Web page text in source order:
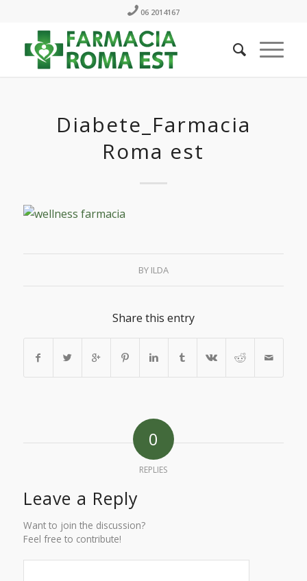
06 2014167
Diabete_Farmacia
Roma est
BY ILDA
Share this entry
0
REPLIES
Leave a Reply
Want to join the discussion?
Feel free to contribute!